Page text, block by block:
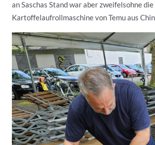
an Saschas Stand war aber zweifelsohne die
Kartoffelaufrollmaschine von Temu aus